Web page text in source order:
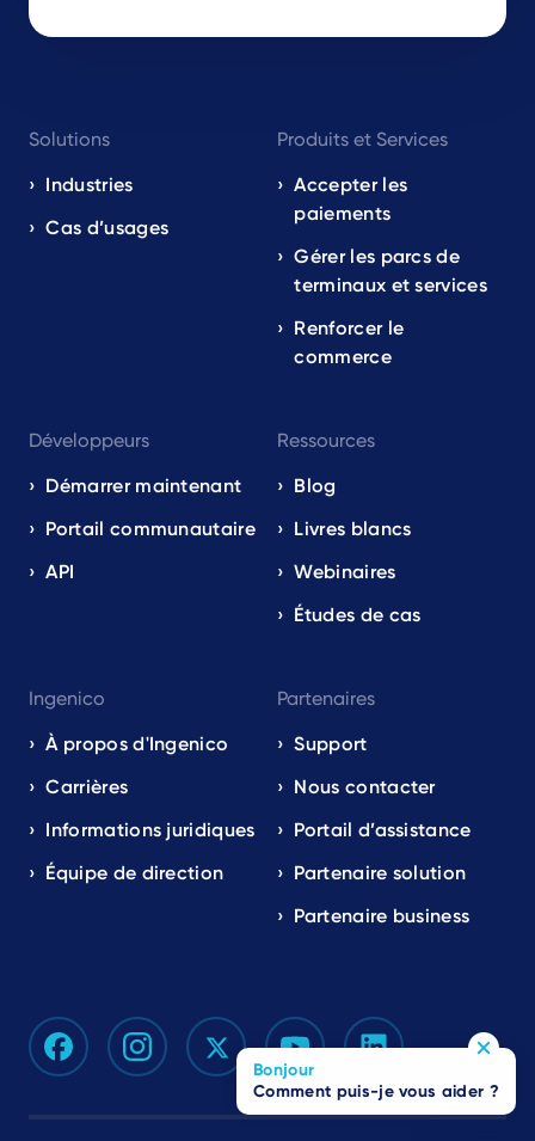
navigation
EN
Solutions
Industries
Cas d’usages
Produits et Services
Accepter les
paiements
Gérer les parcs de
terminaux et services
Renforcer le
commerce
Développeurs
Démarrer maintenant
Portail communautaire
API
Ressources
Blog
Livres blancs
Webinaires
Études de cas
Ingenico
À propos d'Ingenico
Carrières
Informations juridiques
Équipe de direction
Partenaires
Support
Nous contacter
Portail d’assistance
Partenaire solution
Partenaire business
Bonjour
Comment puis-je vous aider ?